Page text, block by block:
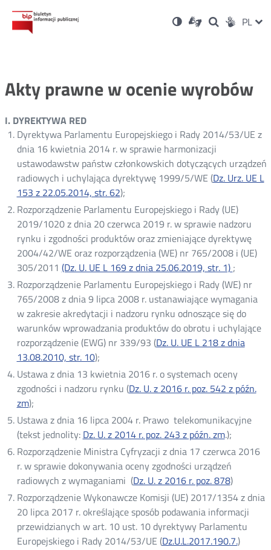
Ustawienia
Wersja
kontrastowa
Dla
niesłyszących
OtwórzOtwórz
w
Otwórz
w
Social PL
Akty prawne w ocenie wyrobów
I. DYREKTYWA RED
Dyrektywa Parlamentu Europejskiego i Rady 2014/53/UE z
dnia 16 kwietnia 2014 r. w sprawie harmonizacji
ustawodawstw państw członkowskich dotyczących urządzeń
radiowych i uchylająca dyrektywę 1999/5/WE (Dz. Urz. UE L
153 z 22.05.2014, str. 62Otwórz
w
nowym
oknie
);
Rozporządzenie Parlamentu Europejskiego i Rady (UE)
2019/1020 z dnia 20 czerwca 2019 r. w sprawie nadzoru
rynku i zgodności produktów oraz zmieniające dyrektywę
2004/42/WE oraz rozporządzenia (WE) nr 765/2008 i (UE)
305/2011 (Dz. U. UE L 169 z dnia 25.06.2019, str. 1) ;
Rozporządzenie Parlamentu Europejskiego i Rady (WE) nr
765/2008 z dnia 9 lipca 2008 r. ustanawiające wymagania
w zakresie akredytacji i nadzoru rynku odnoszące się do
warunków wprowadzania produktów do obrotu i uchylające
rozporządzenie (EWG) nr 339/93 (Dz. U. UE L 218 z dnia
13.08.2010, str. 10Otwórz
w
nowym
);
Ustawa z dnia 13 kwietnia 2016 r. o systemach oceny
zgodności i nadzoru rynku (Dz. U. z 2016 r. poz. 542 z późn.
zmOtwórz
w
nowym
oknie
);
Ustawa z dnia 16 lipca 2004 r. Prawo telekomunikacyjne
(tekst jednolity: Dz. U. z 2014 r. poz. 243 z późn. zmOtwórz
w
nowym
oknie
.);
Rozporządzenie Ministra Cyfryzacji z dnia 17 czerwca 2016
r. w sprawie dokonywania oceny zgodności urządzeń
radiowych z wymaganiami (Dz. U. z 2016 r. poz. 878Otwórz
w
nowym
oknie
)
Rozporządzenie Wykonawcze Komisji (UE) 2017/1354 z dnia
20 lipca 2017 r. określające sposób podawania informacji
przewidzianych w art. 10 ust. 10 dyrektywy Parlamentu
Europejskiego i Rady 2014/53/UE (Dz.U.L.2017.190.7.)